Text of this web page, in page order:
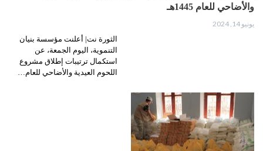
والأضاحي للعام 1445هـ
يونيو 14, 2024
الثورة نت| أعلنت مؤسسة بنيان
التنموية، اليوم الجمعة، عن
استكمال ترتيبات إطلاق مشروع
اللحوم العيدية والأضاحي للعام…